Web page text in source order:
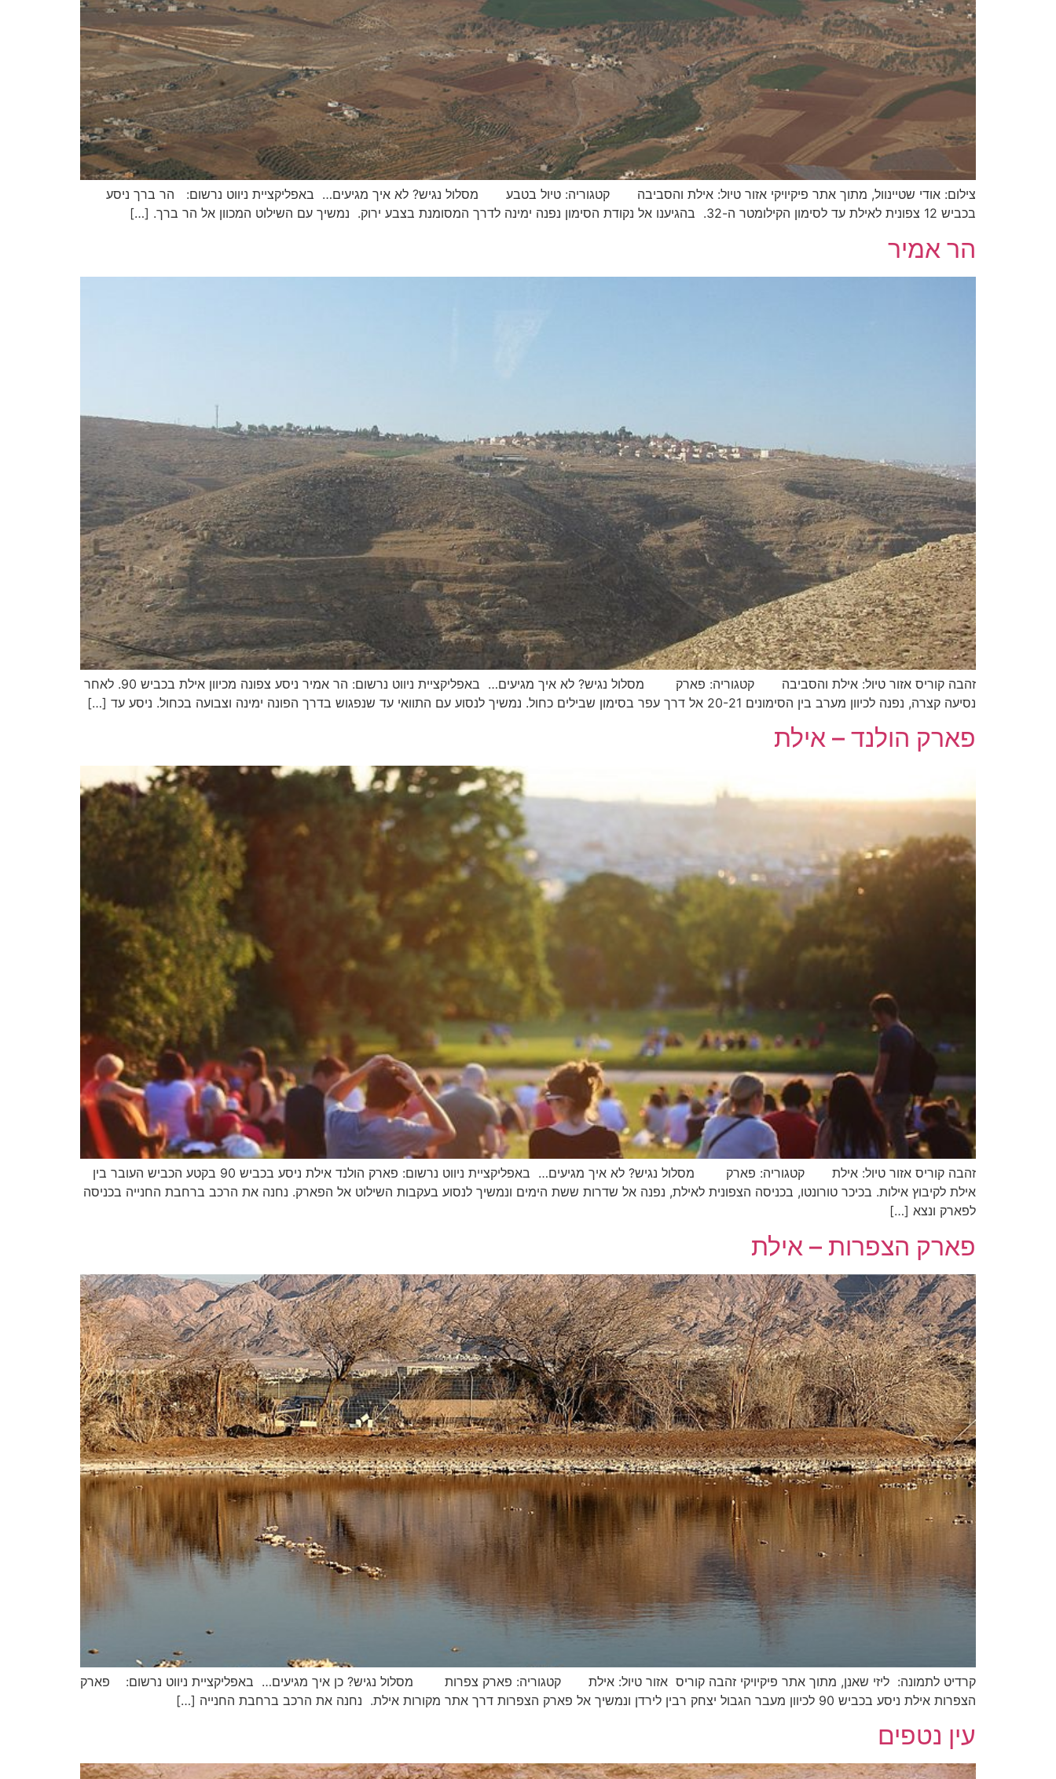
צילום: אודי שטיינוול, מתוך אתר פיקיויקי אזור טיול: אילת והסביבה קטגוריה: טיול בטבע מסלול נגיש? לא איך מגיעים… באפליקציית ניווט נרשום: הר ברך ניסע
בכביש 12 צפונית לאילת עד לסימון הקילומטר ה-32. בהגיענו אל נקודת הסימון נפנה ימינה לדרך המסומנת בצבע ירוק. נמשיך עם השילוט המכוון אל הר ברך. […]
הר אמיר
זהבה קוריס אזור טיול: אילת והסביבה קטגוריה: פארק מסלול נגיש? לא איך מגיעים… באפליקציית ניווט נרשום: הר אמיר ניסע צפונה מכיוון אילת בכביש 90. לאחר
נסיעה קצרה, נפנה לכיוון מערב בין הסימונים 20-21 אל דרך עפר בסימון שבילים כחול. נמשיך לנסוע עם התוואי עד שנפגוש בדרך הפונה ימינה וצבועה בכחול. ניסע עד […]
פארק הולנד – אילת
זהבה קוריס אזור טיול: אילת קטגוריה: פארק מסלול נגיש? לא איך מגיעים… באפליקציית ניווט נרשום: פארק הולנד אילת ניסע בכביש 90 בקטע הכביש העובר בין
אילת לקיבוץ אילות. בכיכר טורונטו, בכניסה הצפונית לאילת, נפנה אל שדרות ששת הימים ונמשיך לנסוע בעקבות השילוט אל הפארק. נחנה את הרכב ברחבת החנייה בכניסה
לפארק ונצא […]
פארק הצפרות – אילת
קרדיט לתמונה: ליזי שאנן, מתוך אתר פיקיויקי זהבה קוריס אזור טיול: אילת קטגוריה: פארק צפרות מסלול נגיש? כן איך מגיעים… באפליקציית ניווט נרשום: פארק
הצפרות אילת ניסע בכביש 90 לכיוון מעבר הגבול יצחק רבין לירדן ונמשיך אל פארק הצפרות דרך אתר מקורות אילת. נחנה את הרכב ברחבת החנייה […]
עין נטפים